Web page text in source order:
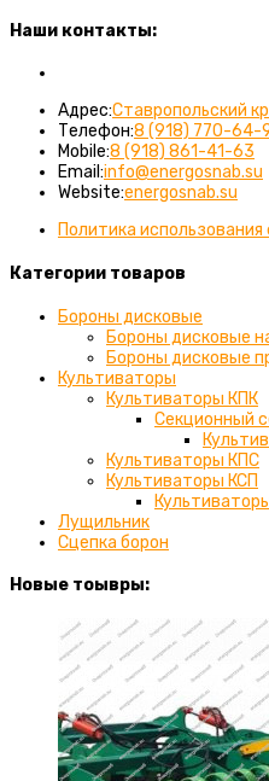
Наши контакты:
Адрес:Ставропольский
Телефон:8 (918) 770-64-
Mobile:8 (918) 861-41-63
в
Email:info@energosnab.su
Website:energosnab.su
Политика
Категории товаров
Бороны дисковые
Бороны дисковые
Бороны дисковые
Культиваторы
Культиваторы КПК
Секционный
Культиваторы КПС
Культиваторы КСП
Лущильник
Сцепка борон
Новые тоывры: